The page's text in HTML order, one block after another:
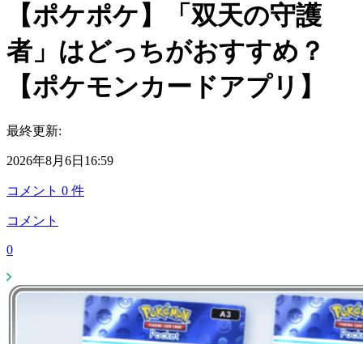
【ポケポケ】「双天の守護
者」はどっちがおすすめ？
【ポケモンカードアプリ】
最終更新:
2026年8月6日16:59
コメント 0 件
コメント
0